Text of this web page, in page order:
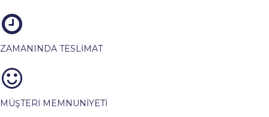
ZAMANINDA TESLİMAT
MÜŞTERİ MEMNUNİYETİ